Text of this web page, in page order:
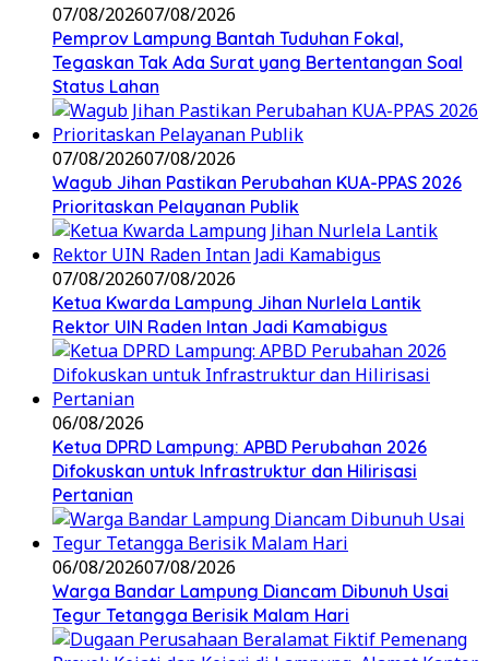
07/08/202607/08/2026
Pemprov Lampung Bantah Tuduhan Fokal,
Tegaskan Tak Ada Surat yang Bertentangan Soal
Status Lahan
07/08/202607/08/2026
Wagub Jihan Pastikan Perubahan KUA-PPAS 2026
Prioritaskan Pelayanan Publik
07/08/202607/08/2026
Ketua Kwarda Lampung Jihan Nurlela Lantik
Rektor UIN Raden Intan Jadi Kamabigus
06/08/2026
Ketua DPRD Lampung: APBD Perubahan 2026
Difokuskan untuk Infrastruktur dan Hilirisasi
Pertanian
06/08/202607/08/2026
Warga Bandar Lampung Diancam Dibunuh Usai
Tegur Tetangga Berisik Malam Hari